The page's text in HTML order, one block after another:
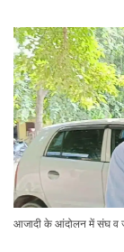
आजादी के आंदोलन में संघ व